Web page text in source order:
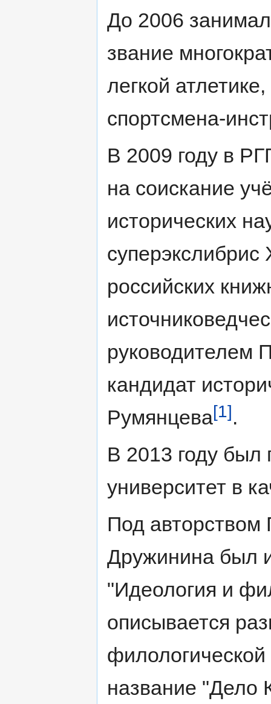
До 2006
звание
легкой
спортсмена-
В 2009 году в
на соискание
исторических
российских
руководителем
кандидат
Румянцева[1].
В 2013 году
университет в
Под авторством
Дружинина был
"Идеология и
описывается
название "Дело